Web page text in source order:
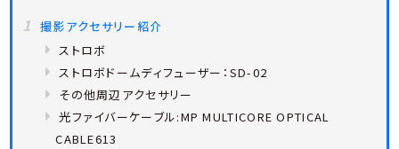
撮影アクセサリー紹介
ストロボ
ストロボドームディフューザー：SD-02
その他周辺アクセサリー
光ファイバーケーブル:MP MULTICORE OPTICAL
CABLE613